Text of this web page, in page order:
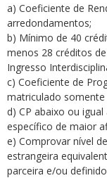
a) Coeficiente de
arredondamentos;
b) Mínimo de 40
menos 28 créditos
Ingresso
c) Coeficiente de
matriculado somente
d) CP abaixo ou
específico de maior
e) Comprovar nível
estrangeira
parceira e/ou